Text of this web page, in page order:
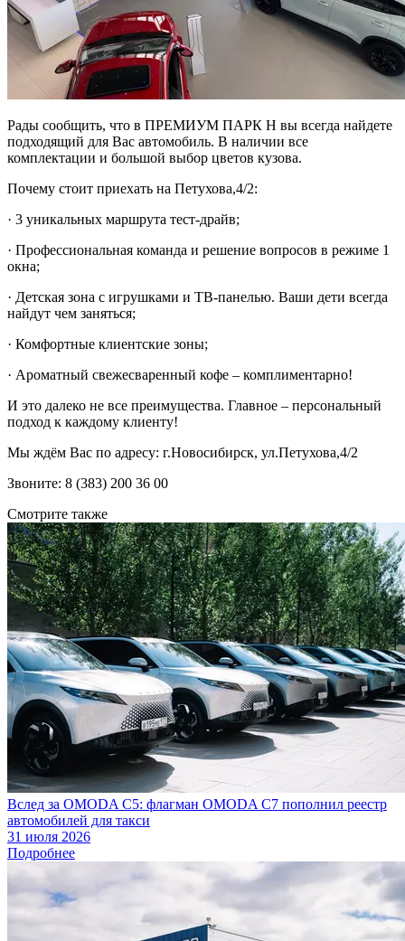
Рады сообщить, что в ПРЕМИУМ ПАРК Н вы всегда найдете
подходящий для Вас автомобиль. В наличии все
комплектации и большой выбор цветов кузова.
Почему стоит приехать на Петухова,4/2:
· 3 уникальных маршрута тест-драйв;
· Профессиональная команда и решение вопросов в режиме 1
окна;
· Детская зона с игрушками и ТВ-панелью. Ваши дети всегда
найдут чем заняться;
· Комфортные клиентские зоны;
· Ароматный свежесваренный кофе – комплиментарно!
И это далеко не все преимущества. Главное – персональный
подход к каждому клиенту!
Мы ждём Вас по адресу: г.Новосибирск, ул.Петухова,4/2
Звоните: 8 (383) 200 36 00
Смотрите также
Вслед за OMODA C5: флагман OMODA C7 пополнил реестр
автомобилей для такси
31 июля 2026
Подробнее